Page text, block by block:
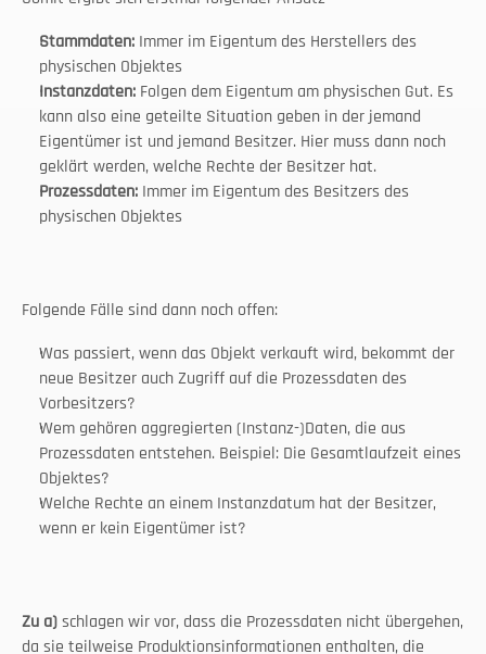
Stammdaten: Immer im Eigentum des Herstellers des
physischen Objektes
Instanzdaten: Folgen dem Eigentum am physischen Gut. Es
kann also eine geteilte Situation geben in der jemand
Eigentümer ist und jemand Besitzer. Hier muss dann noch
geklärt werden, welche Rechte der Besitzer hat.
Prozessdaten: Immer im Eigentum des Besitzers des
physischen Objektes
Folgende Fälle sind dann noch offen:
Was passiert, wenn das Objekt verkauft wird, bekommt der
neue Besitzer auch Zugriff auf die Prozessdaten des
Vorbesitzers?
Wem gehören aggregierten (Instanz-)Daten, die aus
Prozessdaten entstehen. Beispiel: Die Gesamtlaufzeit eines
Objektes?
Welche Rechte an einem Instanzdatum hat der Besitzer,
wenn er kein Eigentümer ist?
Zu a) schlagen wir vor, dass die Prozessdaten nicht übergehen,
da sie teilweise Produktionsinformationen enthalten, die